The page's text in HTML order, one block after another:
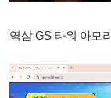
역삼 GS 타워 아모